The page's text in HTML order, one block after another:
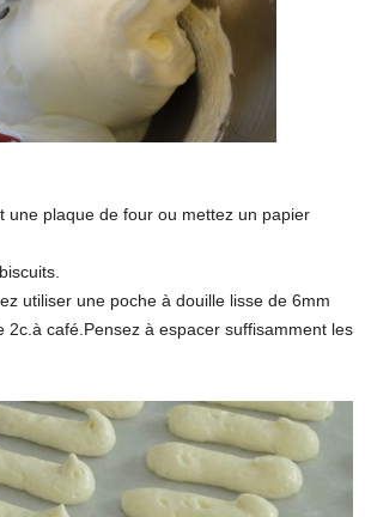
une plaque de four ou mettez un papier
utiliser une poche à douille lisse de 6mm
2c.à café.Pensez à espacer suffisamment les